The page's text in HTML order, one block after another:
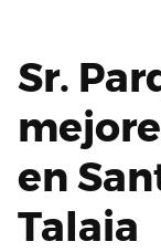
Sr.
en
Talaia